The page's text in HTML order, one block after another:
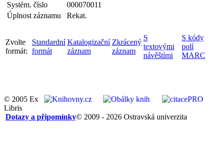
Systém. číslo
000070011
Úplnost záznamu
Rekat.
Zvolte
formát:
Standardní
formát
Katalogizační
záznam
Zkrácený
záznam
S
textovými
návěštími
S kódy
polí
MARC
© 2005 Ex
Libris
© 2009 - 2026 Ostravská univerzita
Dotazy a připomínky